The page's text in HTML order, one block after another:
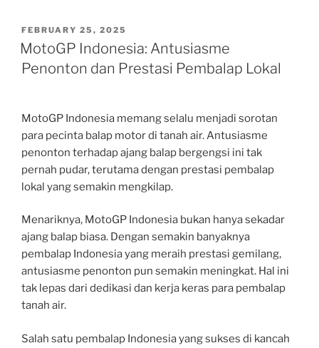
POSTED
ON
FEBRUARY 25, 2025
MotoGP Indonesia: Antusiasme
Penonton dan Prestasi Pembalap Lokal
MotoGP Indonesia memang selalu menjadi sorotan
para pecinta balap motor di tanah air. Antusiasme
penonton terhadap ajang balap bergengsi ini tak
pernah pudar, terutama dengan prestasi pembalap
lokal yang semakin mengkilap.
Menariknya, MotoGP Indonesia bukan hanya sekadar
ajang balap biasa. Dengan semakin banyaknya
pembalap Indonesia yang meraih prestasi gemilang,
antusiasme penonton pun semakin meningkat. Hal ini
tak lepas dari dedikasi dan kerja keras para pembalap
tanah air.
Salah satu pembalap Indonesia yang sukses di kancah